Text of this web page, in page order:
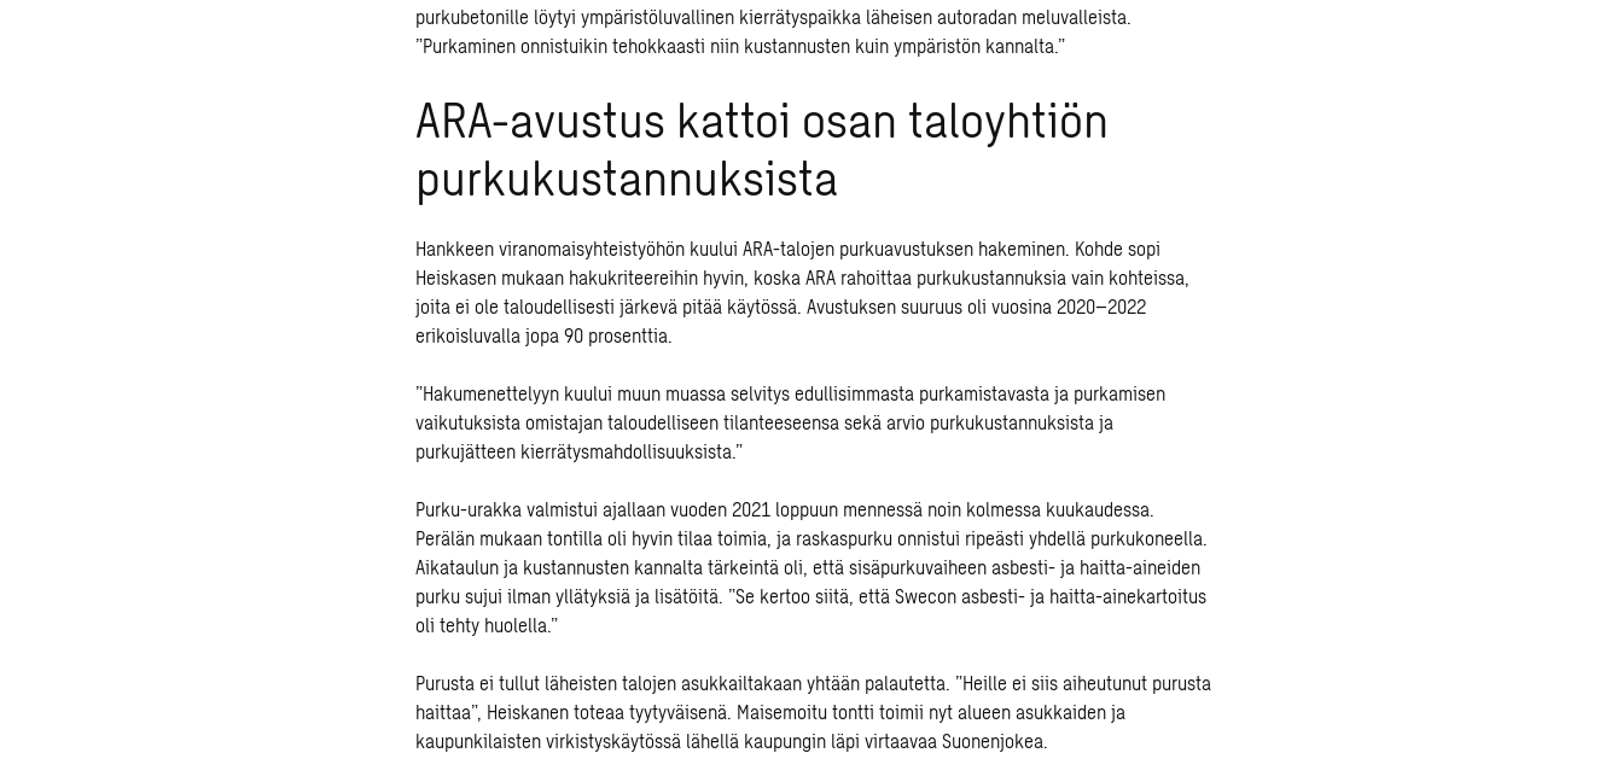
purkubetonille löytyi ympäristöluvallinen kierrätyspaikka läheisen autoradan meluvalleista.
”Purkaminen onnistuikin tehokkaasti niin kustannusten kuin ympäristön kannalta.”
ARA-avustus kattoi osan taloyhtiön
purkukustannuksista
Hankkeen viranomaisyhteistyöhön kuului ARA-talojen purkuavustuksen hakeminen. Kohde sopi
Heiskasen mukaan hakukriteereihin hyvin, koska ARA rahoittaa purkukustannuksia vain kohteissa,
joita ei ole taloudellisesti järkevä pitää käytössä. Avustuksen suuruus oli vuosina 2020–2022
erikoisluvalla jopa 90 prosenttia.
”Hakumenettelyyn kuului muun muassa selvitys edullisimmasta purkamistavasta ja purkamisen
vaikutuksista omistajan taloudelliseen tilanteeseensa sekä arvio purkukustannuksista ja
purkujätteen kierrätysmahdollisuuksista.”
Purku-urakka valmistui ajallaan vuoden 2021 loppuun mennessä noin kolmessa kuukaudessa.
Perälän mukaan tontilla oli hyvin tilaa toimia, ja raskaspurku onnistui ripeästi yhdellä purkukoneella.
Aikataulun ja kustannusten kannalta tärkeintä oli, että sisäpurkuvaiheen asbesti- ja haitta-aineiden
purku sujui ilman yllätyksiä ja lisätöitä. ”Se kertoo siitä, että Swecon asbesti- ja haitta-ainekartoitus
oli tehty huolella.”
Purusta ei tullut läheisten talojen asukkailtakaan yhtään palautetta. ”Heille ei siis aiheutunut purusta
haittaa”, Heiskanen toteaa tyytyväisenä. Maisemoitu tontti toimii nyt alueen asukkaiden ja
kaupunkilaisten virkistyskäytössä lähellä kaupungin läpi virtaavaa Suonenjokea.